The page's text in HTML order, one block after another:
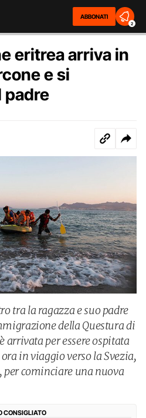
ABBONATI
2
eritrea arriva in
e si
padre
tra la ragazza e suo padre
della Questura di
arrivata per essere ospitata
in viaggio verso la Svezia,
per cominciare una nuova
CONSIGLIATO